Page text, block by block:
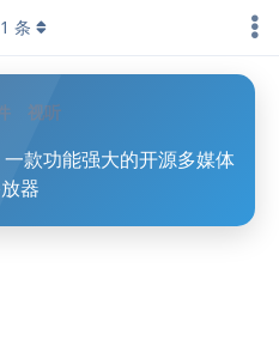
视听
款功能强大的开源多媒体
器
1 条